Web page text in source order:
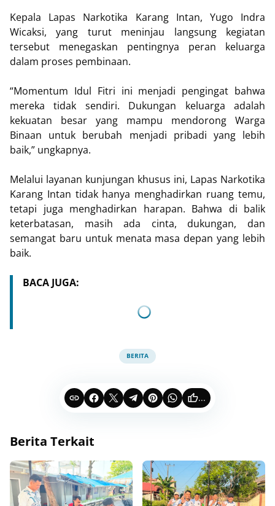
Kepala Lapas Narkotika Karang Intan, Yugo Indra
Wicaksi, yang turut meninjau langsung kegiatan
tersebut menegaskan pentingnya peran keluarga
dalam proses pembinaan.
“Momentum Idul Fitri ini menjadi pengingat bahwa
mereka tidak sendiri. Dukungan keluarga adalah
kekuatan besar yang mampu mendorong Warga
Binaan untuk berubah menjadi pribadi yang lebih
baik,” ungkapnya.
Melalui layanan kunjungan khusus ini, Lapas Narkotika
Karang Intan tidak hanya menghadirkan ruang temu,
tetapi juga menghadirkan harapan. Bahwa di balik
keterbatasan, masih ada cinta, dukungan, dan
semangat baru untuk menata masa depan yang lebih
baik.
BACA JUGA:
BERITA
...
Berita Terkait